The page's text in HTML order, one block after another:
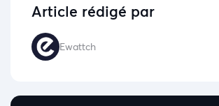
Article rédigé par
Ewattch